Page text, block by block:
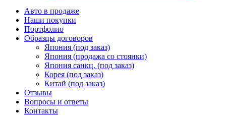
Авто в продаже
Наши покупки
Портфолио
Образцы договоров
Япония (под заказ)
Япония (продажа со стоянки)
Япония санкц. (под заказ)
Корея (под заказ)
Китай (под заказ)
Отзывы
Вопросы и ответы
Контакты